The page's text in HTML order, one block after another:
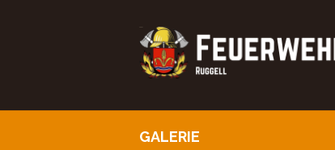
GALERIE